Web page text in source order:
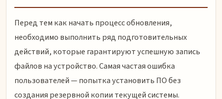
Перед тем как начать процесс обновления,
необходимо выполнить ряд подготовительных
действий, которые гарантируют успешную запись
файлов на устройство. Самая частая ошибка
пользователей — попытка установить ПО без
создания резервной копии текущей системы.